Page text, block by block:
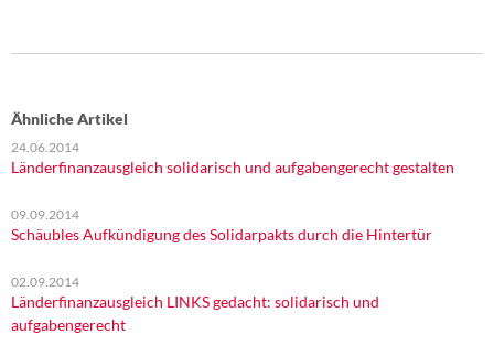
Ähnliche Artikel
24.06.2014
Länderfinanzausgleich solidarisch und aufgabengerecht gestalten
09.09.2014
Schäubles Aufkündigung des Solidarpakts durch die Hintertür
02.09.2014
Länderfinanzausgleich LINKS gedacht: solidarisch und
aufgabengerecht